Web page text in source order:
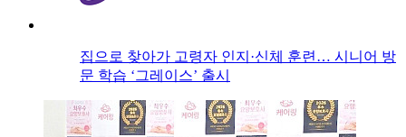
집으로 찾아가 고령자 인지·신체 훈련… 시니어 방
문 학습 ‘그레이스’ 출시